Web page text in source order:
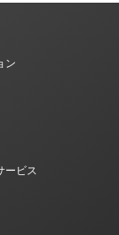
ン
ービス